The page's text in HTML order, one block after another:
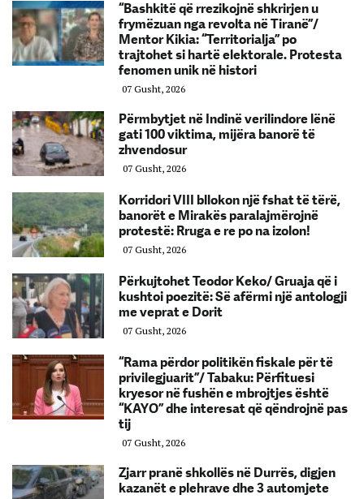
“Bashkitë që rrezikojnë shkrirjen u
frymëzuan nga revolta në Tiranë”/
Mentor Kikia: “Territorialja” po
trajtohet si hartë elektorale. Protesta
fenomen unik në histori
07 Gusht, 2026
Përmbytjet në Indinë verilindore lënë
gati 100 viktima, mijëra banorë të
zhvendosur
07 Gusht, 2026
Korridori VIII bllokon një fshat të tërë,
banorët e Mirakës paralajmërojnë
protestë: Rruga e re po na izolon!
07 Gusht, 2026
Përkujtohet Teodor Keko/ Gruaja që i
kushtoi poezitë: Së afërmi një antologji
me veprat e Dorit
07 Gusht, 2026
“Rama përdor politikën fiskale për të
privilegjuarit”/ Tabaku: Përfituesi
kryesor në fushën e mbrojtjes është
“KAYO” dhe interesat që qëndrojnë pas
tij
07 Gusht, 2026
Zjarr pranë shkollës në Durrës, digjen
kazanët e plehrave dhe 3 automjete